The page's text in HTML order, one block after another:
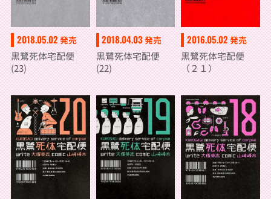
2018.05.02 発売
黒鷺死体宅配便
(23)
2018.04.03 発売
黒鷺死体宅配便
(22)
2016.05.02 発売
黒鷺死体宅配便
（２１）